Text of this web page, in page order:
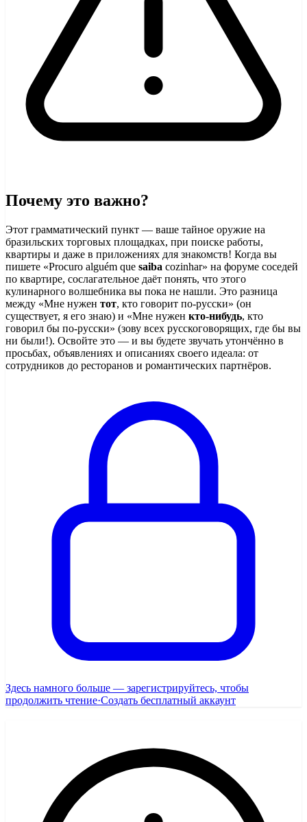
Почему это важно?
Этот грамматический пункт — ваше тайное оружие на
бразильских торговых площадках, при поиске работы,
квартиры и даже в приложениях для знакомств! Когда вы
пишете «Procuro alguém que saiba cozinhar» на форуме соседей
по квартире, сослагательное даёт понять, что этого
кулинарного волшебника вы пока не нашли. Это разница
между «Мне нужен тот, кто говорит по-русски» (он
существует, я его знаю) и «Мне нужен кто-нибудь, кто
говорил бы по-русски» (зову всех русскоговорящих, где бы вы
ни были!). Освойте это — и вы будете звучать утончённо в
просьбах, объявлениях и описаниях своего идеала: от
сотрудников до ресторанов и романтических партнёров.
Здесь намного больше — зарегистрируйтесь, чтобы
продолжить чтение·Создать бесплатный аккаунт